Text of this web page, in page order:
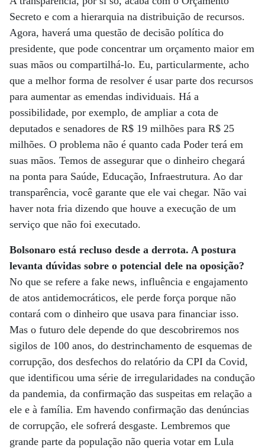
Secreto e com a hierarquia na distribuição de recursos.
Agora, haverá uma questão de decisão política do
presidente, que pode concentrar um orçamento maior em
suas mãos ou compartilhá-lo. Eu, particularmente, acho
que a melhor forma de resolver é usar parte dos recursos
para aumentar as emendas individuais. Há a
possibilidade, por exemplo, de ampliar a cota de
deputados e senadores de R$ 19 milhões para R$ 25
milhões. O problema não é quanto cada Poder terá em
suas mãos. Temos de assegurar que o dinheiro chegará
na ponta para Saúde, Educação, Infraestrutura. Ao dar
transparência, você garante que ele vai chegar. Não vai
haver nota fria dizendo que houve a execução de um
serviço que não foi executado.
Bolsonaro está recluso desde a derrota. A postura
levanta dúvidas sobre o potencial dele na oposição?
No que se refere a fake news, influência e engajamento
de atos antidemocráticos, ele perde força porque não
contará com o dinheiro que usava para financiar isso.
Mas o futuro dele depende do que descobriremos nos
sigilos de 100 anos, do destrinchamento de esquemas de
corrupção, dos desfechos do relatório da CPI da Covid,
que identificou uma série de irregularidades na condução
da pandemia, da confirmação das suspeitas em relação a
ele e à família. Em havendo confirmação das denúncias
de corrupção, ele sofrerá desgaste. Lembremos que
grande parte da população não queria votar em Lula